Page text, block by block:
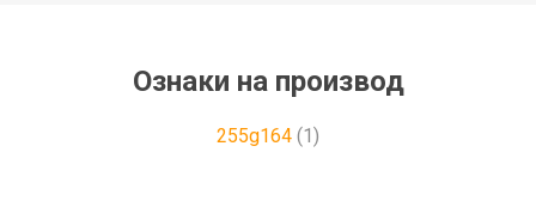
Ознаки на производ
255g164 (1)